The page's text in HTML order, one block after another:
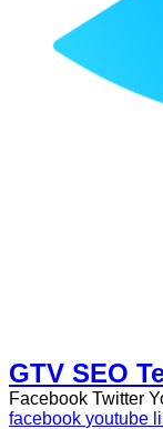
GTV SEO
Facebook Twitter
facebook youtube